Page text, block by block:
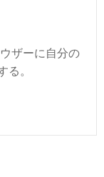
ザーに自分の
。